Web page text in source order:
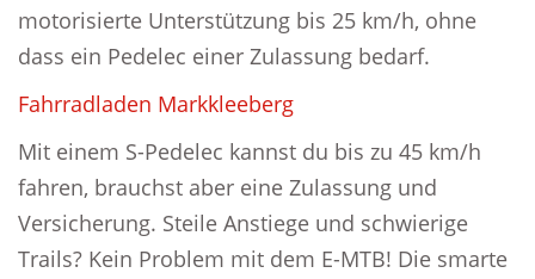
motorisierte Unterstützung bis 25 km/h, ohne
dass ein Pedelec einer Zulassung bedarf.
Fahrradladen Markkleeberg
Mit einem S-Pedelec kannst du bis zu 45 km/h
fahren, brauchst aber eine Zulassung und
Versicherung. Steile Anstiege und schwierige
Trails? Kein Problem mit dem E-MTB! Die smarte